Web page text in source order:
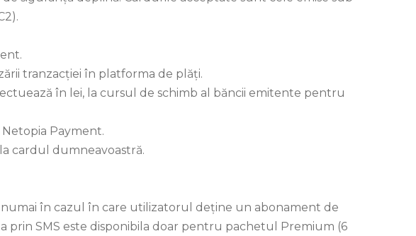
tranzacţiei în platforma de plăţi.
în lei, la cursul de schimb al băncii emitente pentru
Payment.
cardul dumneavoastră.
în cazul în care utilizatorul deține un abonament de
prin SMS este disponibila doar pentru pachetul Premium (6